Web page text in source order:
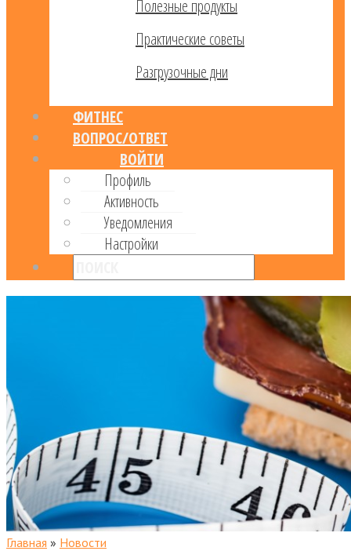
Полезные продукты
Практические советы
Разгрузочные дни
ФИТНЕС
ВОПРОС/ОТВЕТ
ВОЙТИ
Профиль
Активность
Уведомления
Настройки
Главная » Новости